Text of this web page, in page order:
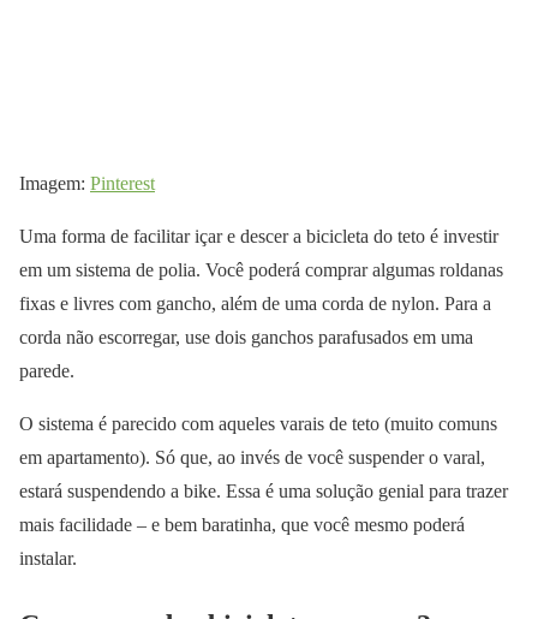
Imagem: Pinterest
Uma forma de facilitar içar e descer a bicicleta do teto é investir
em um sistema de polia. Você poderá comprar algumas roldanas
fixas e livres com gancho, além de uma corda de nylon. Para a
corda não escorregar, use dois ganchos parafusados em uma
parede.
O sistema é parecido com aqueles varais de teto (muito comuns
em apartamento). Só que, ao invés de você suspender o varal,
estará suspendendo a bike. Essa é uma solução genial para trazer
mais facilidade – e bem baratinha, que você mesmo poderá
instalar.